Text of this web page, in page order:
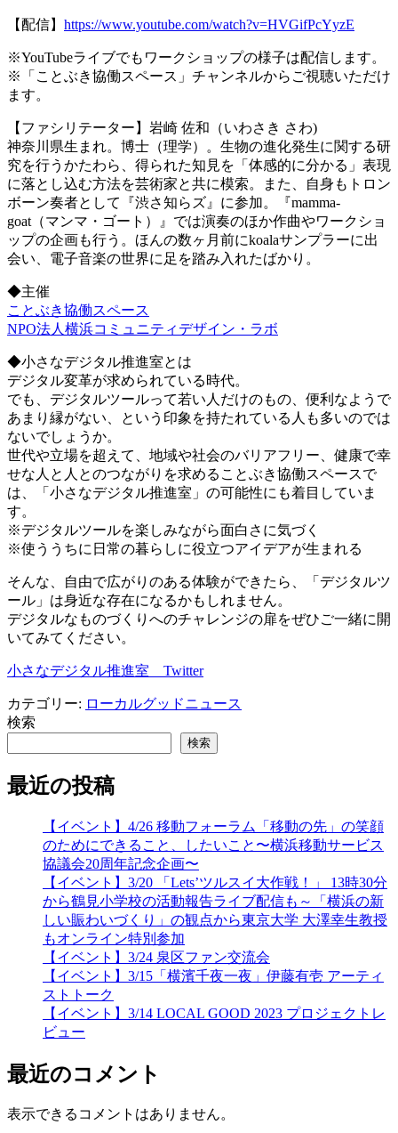
【配信】 https://www.youtube.com/watch?v=HVGifPcYyzE
※YouTubeライブでもワークショップの様子は配信します。
※「ことぶき協働スペース」チャンネルからご視聴いただけ
ます。
【ファシリテーター】岩崎 佐和（いわさき さわ)
神奈川県生まれ。博士（理学）。生物の進化発生に関する研
究を行うかたわら、得られた知見を「体感的に分かる」表現
に落とし込む方法を芸術家と共に模索。また、自身もトロン
ボーン奏者として『渋さ知らズ』に参加。『mamma-
goat（マンマ・ゴート）』では演奏のほか作曲やワークショ
ップの企画も行う。ほんの数ヶ月前にkoalaサンプラーに出
会い、電子音楽の世界に足を踏み入れたばかり。
◆主催
ことぶき協働スペース
NPO法人横浜コミュニティデザイン・ラボ
◆小さなデジタル推進室とは
デジタル変革が求められている時代。
でも、デジタルツールって若い人だけのもの、便利なようで
あまり縁がない、という印象を持たれている人も多いのでは
ないでしょうか。
世代や立場を超えて、地域や社会のバリアフリー、健康で幸
せな人と人とのつながりを求めることぶき協働スペースで
は、「小さなデジタル推進室」の可能性にも着目していま
す。
※デジタルツールを楽しみながら面白さに気づく
※使ううちに日常の暮らしに役立つアイデアが生まれる
そんな、自由で広がりのある体験ができたら、「デジタルツ
ール」は身近な存在になるかもしれません。
デジタルなものづくりへのチャレンジの扉をぜひご一緒に開
いてみてください。
小さなデジタル推進室 Twitter
カテゴリー: ローカルグッドニュース
検索
検索
最近の投稿
【イベント】4/26 移動フォーラム「移動の先」の笑顔
のためにできること、したいこと〜横浜移動サービス
協議会20周年記念企画〜
【イベント】3/20 「Lets’ツルスイ大作戦！」 13時30分
から鶴見小学校の活動報告ライブ配信も～「横浜の新
しい賑わいづくり」の観点から東京大学 大澤幸生教授
もオンライン特別参加
【イベント】3/24 泉区ファン交流会
【イベント】3/15「横濱千夜一夜」伊藤有壱 アーティ
ストトーク
【イベント】3/14 LOCAL GOOD 2023 プロジェクトレ
ビュー
最近のコメント
表示できるコメントはありません。